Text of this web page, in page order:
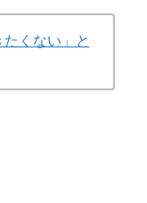
たくない」と